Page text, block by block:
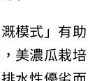
模式」有助
美濃瓜栽培